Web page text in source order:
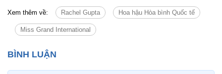
Xem thêm về: Rachel Gupta Hoa hậu Hòa bình Quốc tế
Miss Grand International